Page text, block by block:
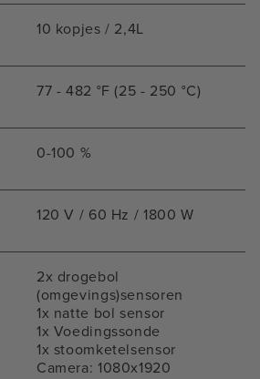
10 kopjes / 2,4L
77 - 482 °F (25 - 250 °C)
0-100 %
120 V / 60 Hz / 1800 W
2x drogebol
(omgevings)sensoren
1x natte bol sensor
1x Voedingssonde
1x stoomketelsensor
Camera: 1080x1920